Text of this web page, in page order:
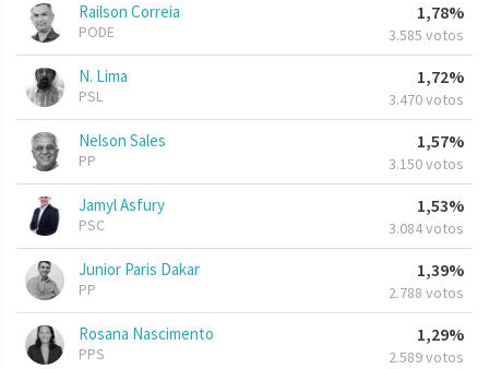
Railson Correia
PODE
1,78%
3.585 votos
N. Lima
PSL
1,72%
3.470 votos
Nelson Sales
PP
1,57%
3.150 votos
Jamyl Asfury
PSC
1,53%
3.084 votos
Junior Paris Dakar
PP
1,39%
2.788 votos
Rosana Nascimento
PPS
1,29%
2.589 votos